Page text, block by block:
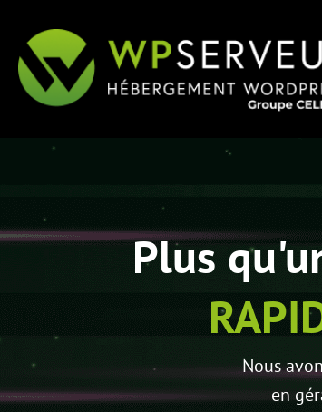
Plus
Nous
en